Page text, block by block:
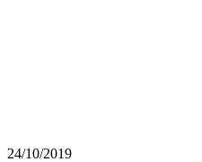
24/10/2019